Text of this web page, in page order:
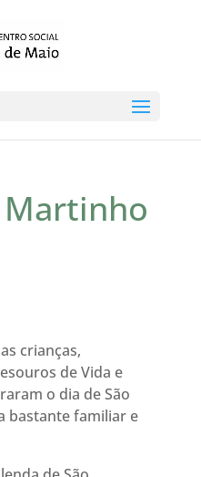
Martinho
crianças,
de Vida e
o dia de São
bastante familiar e